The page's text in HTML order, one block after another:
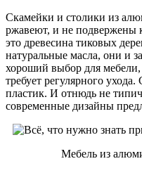
Скамейки и столики из
ржавеют, и не подвержены
это древесина тиковых
натуральные масла, они и
хороший выбор для мебели,
требует регулярного
пластик. И отнюдь не
современные дизайны
Мебель из